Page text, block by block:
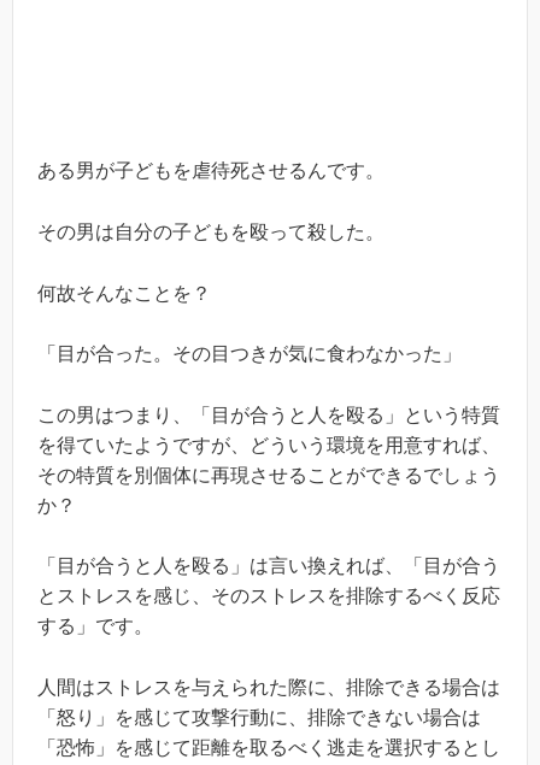
ある男が子どもを虐待死させるんです。
その男は自分の子どもを殴って殺した。
何故そんなことを？
「目が合った。その目つきが気に食わなかった」
この男はつまり、「目が合うと人を殴る」という特質
を得ていたようですが、どういう環境を用意すれば、
その特質を別個体に再現させることができるでしょう
か？
「目が合うと人を殴る」は言い換えれば、「目が合う
とストレスを感じ、そのストレスを排除するべく反応
する」です。
人間はストレスを与えられた際に、排除できる場合は
「怒り」を感じて攻撃行動に、排除できない場合は
「恐怖」を感じて距離を取るべく逃走を選択するとし